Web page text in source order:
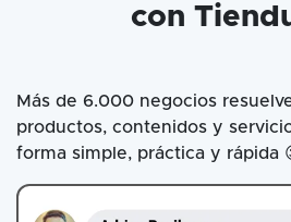
con
Más de 6.000 negocios
productos, contenidos y
forma simple, práctica y rápida